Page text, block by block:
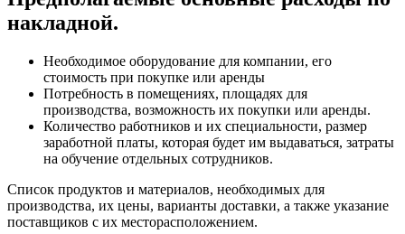
накладной.
Необходимое оборудование для компании, его
стоимость при покупке или аренды
Потребность в помещениях, площадях для
производства, возможность их покупки или аренды.
Количество работников и их специальности, размер
заработной платы, которая будет им выдаваться, затраты
на обучение отдельных сотрудников.
Список продуктов и материалов, необходимых для
производства, их цены, варианты доставки, а также указание
поставщиков с их месторасположением.